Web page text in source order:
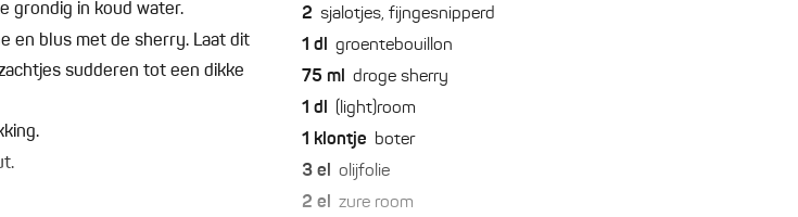
2 sjalotjes, fijngesnipperd
1 dl groentebouillon
75 ml droge sherry
1 dl (light)room
1 klontje boter
3 el olijfolie
2 el zure room
grondig in koud water.
en blus met de sherry. Laat dit
sudderen tot een dikke